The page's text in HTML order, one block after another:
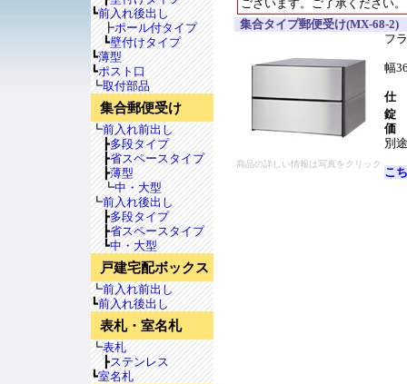
┗前入れ後出し
┣ポール付タイプ
┗壁付けタイプ
┗薄型
┗ポスト口
┗取付部品
集合郵便受け
┗前入れ前出し
┣多段タイプ
┣省スペースタイプ
┣薄型
┗中・大型
┗前入れ後出し
┣多段タイプ
┣省スペースタイプ
┗中・大型
戸建宅配ボックス
┗前入れ前出し
┗前入れ後出し
表札・室名札
┗表札
┣ステンレス
┗室名札
ございます。ご了承ください。
集合タイプ郵便受け(MX-68-2)
商品の詳しい情報は写真をクリック
フ
幅
仕
錠
価
別
こ